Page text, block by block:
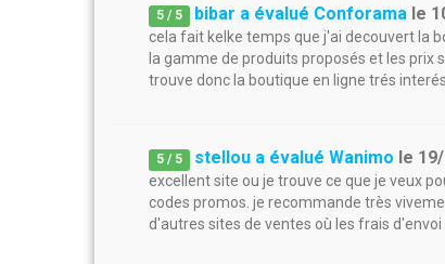
5 / 5 bibar a évalué Conforama le
cela fait kelke temps que j'ai decouvert la
la gamme de produits proposés et les
trouve donc la boutique en ligne trés
5 / 5 stellou a évalué Wanimo le
excellent site ou je trouve ce que je veux
codes promos. je recommande très
d'autres sites de ventes où les frais d'envoi